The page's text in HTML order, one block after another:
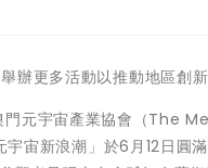
辦更多活動以推動地區創
元宇宙產業協會（The
宇宙新浪潮」於6月12日